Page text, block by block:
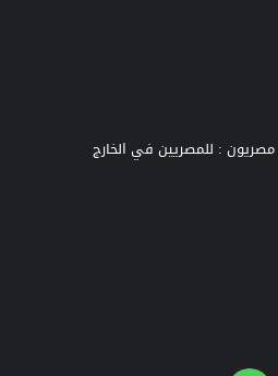
مصريون : للمصريين في الخارج